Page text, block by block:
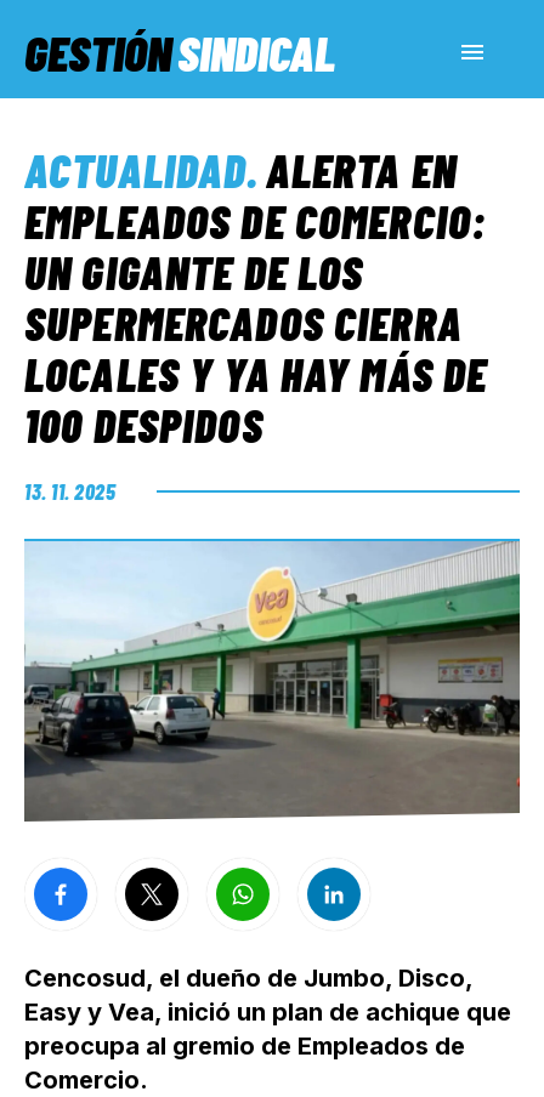
GESTIÓNSINDICAL
SERVICIOS SOCIALES
INFORMES ESPECIALES
FUERA DE MEGÁFONO
ACTUALIDAD.ALERTA EN
EMPLEADOS DE COMERCIO:
UN GIGANTE DE LOS
SUPERMERCADOS CIERRA
LOCALES Y YA HAY MÁS DE
100 DESPIDOS
13. 11. 2025
Cencosud, el dueño de Jumbo, Disco,
Easy y Vea, inició un plan de achique que
preocupa al gremio de Empleados de
Comercio.